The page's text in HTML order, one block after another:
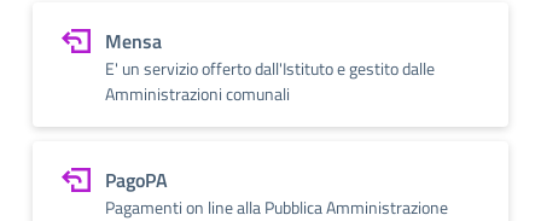
Mensa
E' un servizio offerto dall'Istituto e gestito dalle
Amministrazioni comunali
PagoPA
Pagamenti on line alla Pubblica Amministrazione